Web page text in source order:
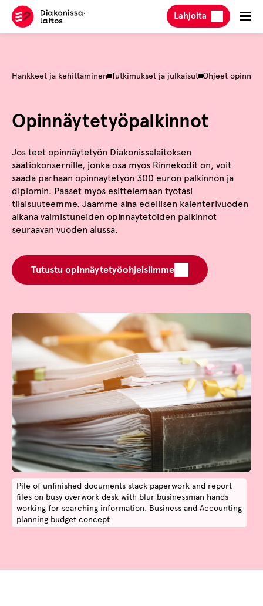
Hyppää
sisältöön
Lahjoita
Hankkeet ja kehittäminen Tutkimukset ja julkaisut Ohjeet
Opinnäytetyöpalkinnot
Jos teet opinnäytetyön Diakonissalaitoksen
säätiökonsernille, jonka osa myös Rinnekodit on, voit
saada parhaan opinnäytetyön 300 euron palkinnon ja
diplomin. Pääset myös esittelemään työtäsi
tilaisuuteemme. Jaamme aina edellisen kalenterivuoden
aikana valmistuneiden opinnäytetöiden palkinnot
seuraavan vuoden alussa.
Tutustu opinnäytetyöohjeisiimme
Pile of unfinished documents stack paperwork and report
files on busy overwork desk with blur businessman hands
working for searching information. Business and Accounting
planning budget concept